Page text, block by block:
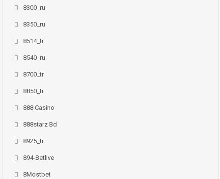
8300_ru
8350_ru
8514_tr
8540_ru
8700_tr
8850_tr
888 Casino
888starz Bd
8925_tr
894-Betlive
8Mostbet